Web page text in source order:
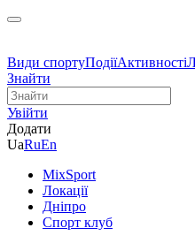
Види спортуПодіїАктивності
Знайти
Увійти
Додати
UaRuEn
MixSport
Локації
Дніпро
Спорт клуб